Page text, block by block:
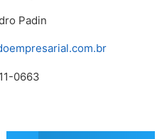
Padin
0663